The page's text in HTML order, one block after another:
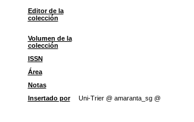
Editor de la
colección
Volumen de la
colección
ISSN
Área
Notas
Insertado por
Uni-Trier @ amaranta_sg @